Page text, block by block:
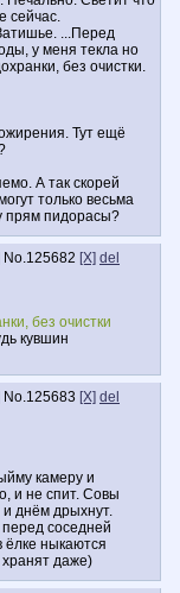
сейчас.
...Перед
у меня текла но
без очистки.
Тут ещё
А так скорей
только весьма
прям пидорасы?
No.125682 [X] del
без очистки
кувшин
No.125683 [X] del
камеру и
и не спит. Совы
днём дрыхнут.
перед соседней
ёлке ныкаются
хранят даже)